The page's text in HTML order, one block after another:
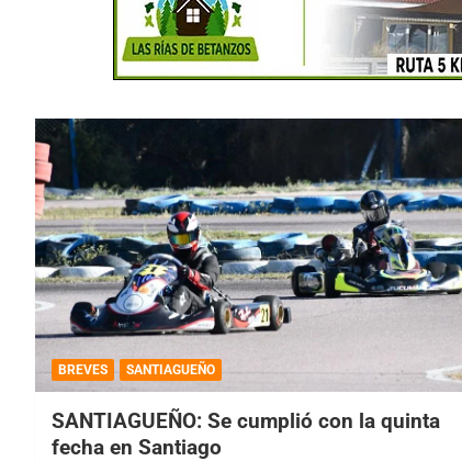
BREVES SANTIAGUEÑO
SANTIAGUEÑO: Se cumplió con la quinta
fecha en Santiago